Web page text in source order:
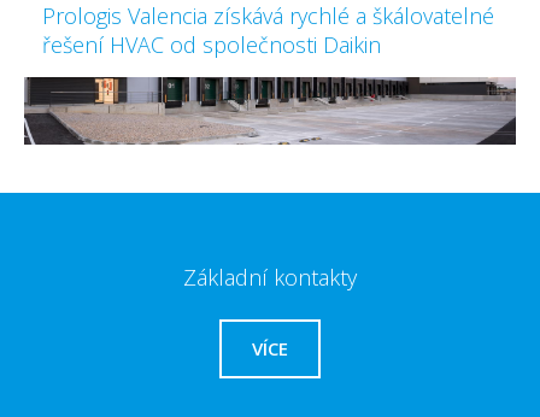
Prologis Valencia získává rychlé a škálovatelné
řešení HVAC od společnosti Daikin
Základní kontakty
VÍCE